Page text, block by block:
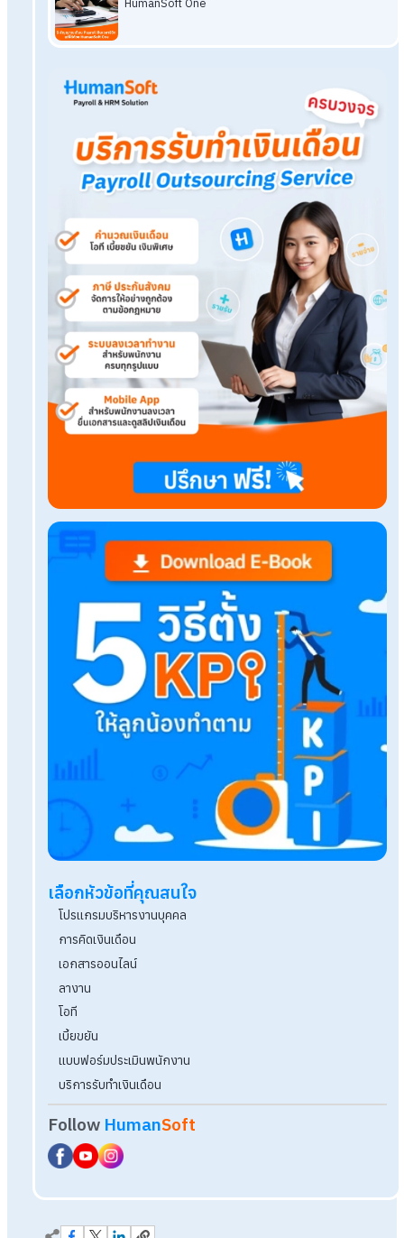
อ่านบทความที่เกี่ยวข้องเพิ่มเติม
ทำเงินเดือนเองหรือจ้างบริษัทรับทำเงินเดือน แบบไหนคุ้มกว่า
รับทำเงินเดือน คำนวณเวลา คิดภาษี ประกันสังคมแบบครบวง
ทำไมต้องเลือกบริการ Payroll Outsourcing จาก
Tags:
จ้างบริษัททำเงินเดือน
เรื่องที่คุณอาจสนใจ
บริษัทมีพนักงานไม่ถึง 20 คน จ้างบริการรับทำเงินเ
ไหม?
Payroll Outsource กับ Payroll Software ธุรกิจคุ
กับอะไร
5 สัญญาณเตือน Payroll กินเวลาชีวิต แก้ได้ด้วย
HumanSoft One